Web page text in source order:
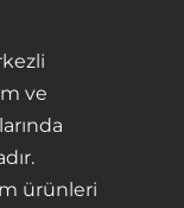
ve
ürünleri